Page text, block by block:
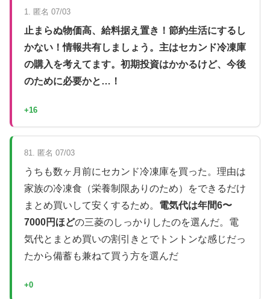
1. 匿名 07/03
止まらぬ物価高、給料据え置き！節約生活にするし
かない！情報共有しましょう。主はセカンド冷凍庫
の購入を考えてます。初期投資はかかるけど、今後
のために必要かと…！
+16
81. 匿名 07/03
うちも数ヶ月前にセカンド冷凍庫を買った。理由は
家族の冷凍食（栄養制限ありのため）をできるだけ
まとめ買いして安くするため。 電気代は年間6〜
7000円ほどの三菱のしっかりしたのを選んだ。電
気代とまとめ買いの割引きとでトントンな感じだっ
たから備蓄も兼ねて買う方を選んだ
+0